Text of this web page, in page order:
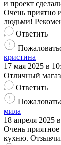
и проект
Очень приятно
людьми!
Ответить
кристина
17 мая 2025 в
Отличный
Ответить
мила
18 апреля 2025
Очень
кухню.